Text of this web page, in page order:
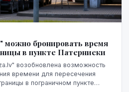
можно бронировать время
в пункте Патерниеки
возобновлена возможность
времени для пересечения
в пограничном пункте